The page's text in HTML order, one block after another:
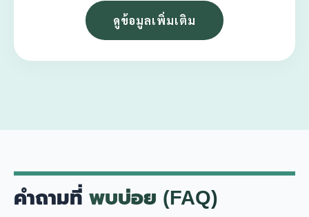
ดูข้อมูลเพิ่มเติม
คำถามที่ พบบ่อย (FAQ)